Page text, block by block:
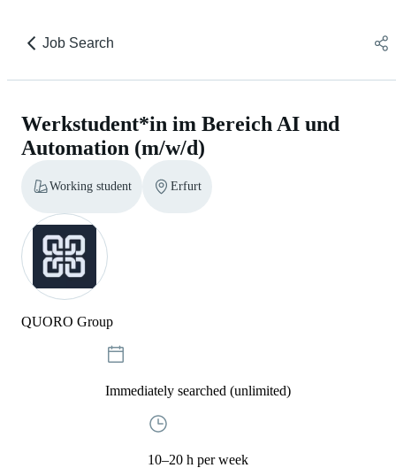
Job Search
Werkstudent*in im Bereich AI und
Automation (m/w/d)
Working student Erfurt
QUORO Group
Immediately searched (unlimited)
10–20 h per week